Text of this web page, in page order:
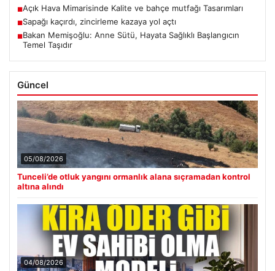
■Açık Hava Mimarisinde Kalite ve bahçe mutfağı Tasarımları
■Sapağı kaçırdı, zincirleme kazaya yol açtı
■Bakan Memişoğlu: Anne Sütü, Hayata Sağlıklı Başlangıcın
Temel Taşıdır
Güncel
05/08/2026
Tunceli’de otluk yangını ormanlık alana sıçramadan kontrol
altına alındı
04/08/2026